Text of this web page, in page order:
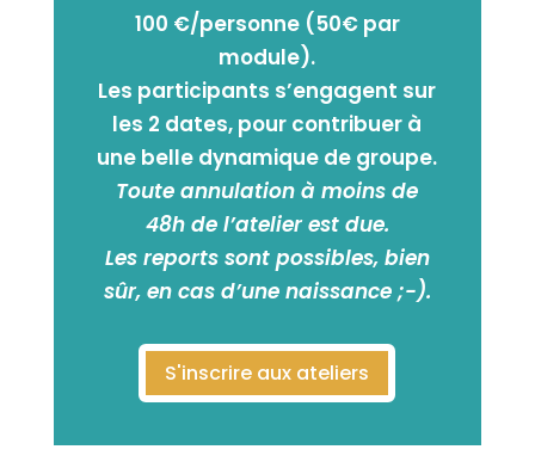
100 €/personne (50€ par
module).
Les participants s’engagent sur
les 2 dates, pour contribuer à
une belle dynamique de groupe.
Toute annulation à moins de
48h de l’atelier est due.
Les reports sont possibles, bien
sûr, en cas d’une naissance ;-).
S'inscrire aux ateliers